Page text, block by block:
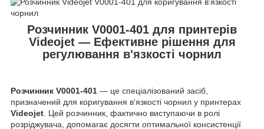
Розчинник V0001-401 для принтерів
Videojet — Ефективне рішення для
регулювання в'язкості чорнил
Розчинник V0001-401 — це спеціалізований засіб,
призначений для коригування в'язкості чорнил у принтерах
Videojet. Цей розчинник, фактично виступаючи в ролі
розріджувача, допомагає досягти оптимальної консистенції